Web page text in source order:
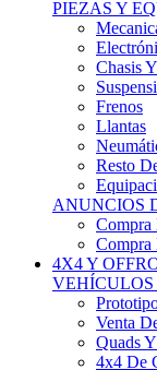
PIEZAS Y
Chasis
Frenos
Llantas
Resto
ANUNCIOS
Compra
Compra
4X4 Y
VEHÍCULOS
Venta
Quads
4x4 De